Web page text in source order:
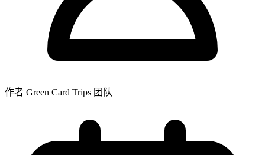
作者 Green Card Trips 团队